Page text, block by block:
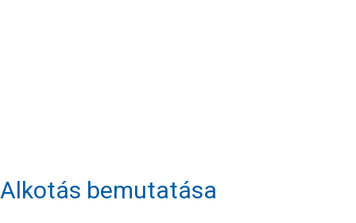
Alkotás bemutatása